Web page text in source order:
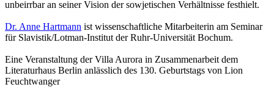
unbeirrbar an seiner Vision der sowjetischen Verhältnisse festhielt.
Dr. Anne Hartmann ist wissenschaftliche Mitarbeiterin am Seminar
für Slavistik/Lotman-Institut der Ruhr-Universität Bochum.
Eine Veranstaltung der Villa Aurora in Zusammenarbeit dem
Literaturhaus Berlin anlässlich des 130. Geburtstags von Lion
Feuchtwanger